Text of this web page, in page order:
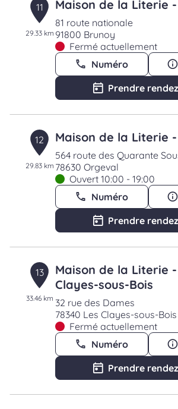
11
29.33 km
Maison de la Literie
81 route nationale
91800 Brunoy
Fermé actuellement
Numéro
Prendre
12
29.83 km
Maison de la Literie
564 route des Quarante
78630 Orgeval
Ouvert 10:00 - 19:00
Numéro
Prendre
13
33.46 km
Maison de la Literie
Clayes-sous-Bois
32 rue des Dames
78340 Les Clayes-sous-Bois
Fermé actuellement
Numéro
Prendre